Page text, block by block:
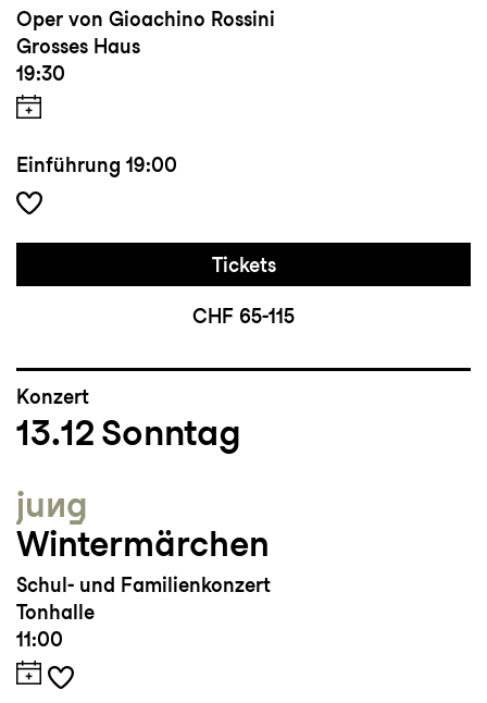
Oper von Gioachino Rossini
Grosses Haus
19:30
Einführung 19:00
Tickets
CHF 65-115
Konzert
13.12 Sonntag
jung
Wintermärchen
Schul- und Familienkonzert
Tonhalle
11:00